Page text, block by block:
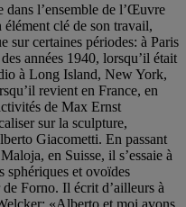
dans l’ensemble de l’Œuvre
clé de son travail,
sur certaines périodes: à Paris
années 1940, lorsqu’il était
à Long Island, New York,
revient en France, en
de Max Ernst
sur la sculpture,
Giacometti. En passant
en Suisse, il s’essaie à
sphériques et ovoïdes
Forno. Il écrit d’ailleurs à
«Alberto et moi avons